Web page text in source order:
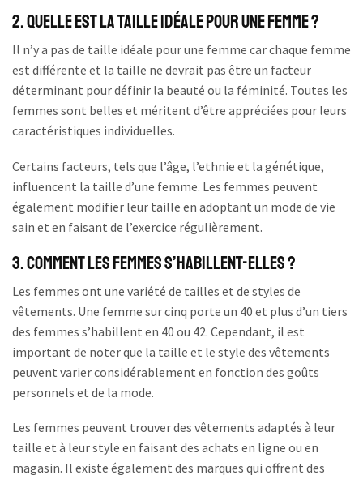
2. Quelle est la taille idéale pour une femme ?
Il n’y a pas de taille idéale pour une femme car chaque femme
est différente et la taille ne devrait pas être un facteur
déterminant pour définir la beauté ou la féminité. Toutes les
femmes sont belles et méritent d’être appréciées pour leurs
caractéristiques individuelles.
Certains facteurs, tels que l’âge, l’ethnie et la génétique,
influencent la taille d’une femme. Les femmes peuvent
également modifier leur taille en adoptant un mode de vie
sain et en faisant de l’exercice régulièrement.
3. Comment les femmes s’habillent-elles ?
Les femmes ont une variété de tailles et de styles de
vêtements. Une femme sur cinq porte un 40 et plus d’un tiers
des femmes s’habillent en 40 ou 42. Cependant, il est
important de noter que la taille et le style des vêtements
peuvent varier considérablement en fonction des goûts
personnels et de la mode.
Les femmes peuvent trouver des vêtements adaptés à leur
taille et à leur style en faisant des achats en ligne ou en
magasin. Il existe également des marques qui offrent des